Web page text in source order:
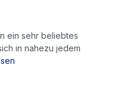
ein sehr beliebtes
in nahezu jedem